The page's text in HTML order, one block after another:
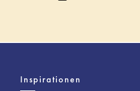
Inspirationen